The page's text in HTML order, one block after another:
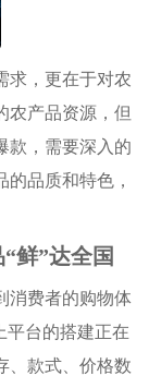
求，更在于对农
农产品资源，但
款，需要深入的
品质和特色，
鲜”达全国
消费者的购物体
平台的搭建正在
、款式、价格数